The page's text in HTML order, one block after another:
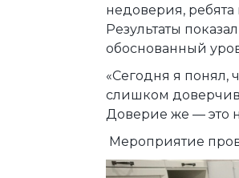
недоверия,
Результаты
обоснованный
«Сегодня я понял,
слишком
Доверие же — это
Мероприятие